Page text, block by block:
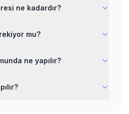
ne kadardır?
mu?
ne yapılır?